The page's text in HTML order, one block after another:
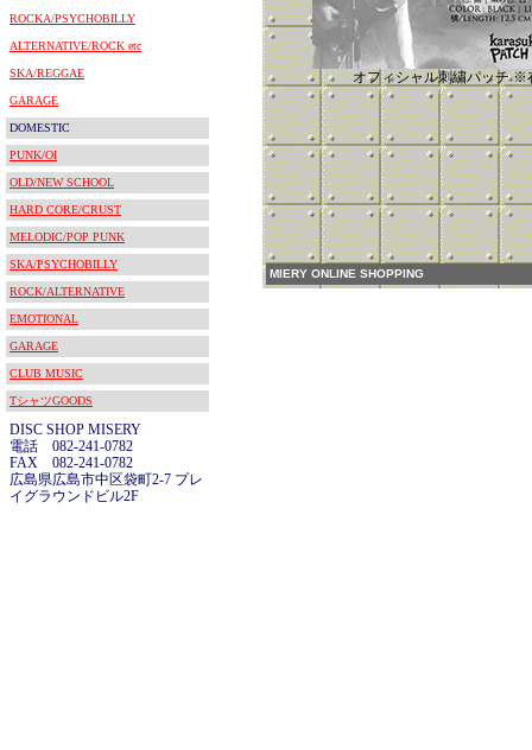
ROCKA/PSYCHOBILLY
ALTERNATIVE/ROCK etc
SKA/REGGAE
GARAGE
DOMESTIC
PUNK/OI
OLD/NEW SCHOOL
HARD CORE/CRUST
MELODIC/POP PUNK
SKA/PSYCHOBILLY
ROCK/ALTERNATIVE
EMOTIONAL
GARAGE
CLUB MUSIC
TシャツGOODS
DISC SHOP MISERY
電話 082-241-0782
FAX 082-241-0782
広島県広島市中区袋町2-7 プレ
イグラウンドビル2F
オフィシャル刺繍パッチ
MIERY ONLINE SHOPPING